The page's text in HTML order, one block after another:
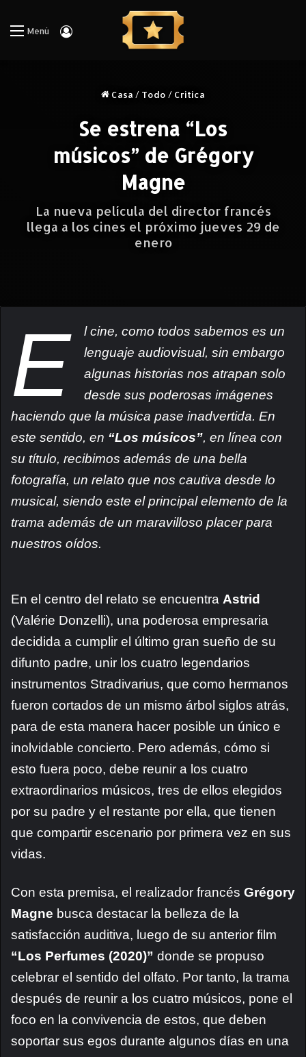
Menú Iniciar Sesión
Casa / Todo / Critica
Se estrena “Los
músicos” de Grégory
Magne
La nueva película del director francés
llega a los cines el próximo jueves 29 de
enero
E
l cine, como todos sabemos es un
lenguaje audiovisual, sin embargo
algunas historias nos atrapan solo
desde sus poderosas imágenes
haciendo que la música pase inadvertida. En
este sentido, en “Los músicos”, en línea con
su título, recibimos además de una bella
fotografía, un relato que nos cautiva desde lo
musical, siendo este el principal elemento de la
trama además de un maravilloso placer para
nuestros oídos.
En el centro del relato se encuentra Astrid
(Valérie Donzelli), una poderosa empresaria
decidida a cumplir el último gran sueño de su
difunto padre, unir los cuatro legendarios
instrumentos Stradivarius, que como hermanos
fueron cortados de un mismo árbol siglos atrás,
para de esta manera hacer posible un único e
inolvidable concierto. Pero además, cómo si
esto fuera poco, debe reunir a los cuatro
extraordinarios músicos, tres de ellos elegidos
por su padre y el restante por ella, que tienen
que compartir escenario por primera vez en sus
vidas.
Con esta premisa, el realizador francés Grégory
Magne busca destacar la belleza de la
satisfacción auditiva, luego de su anterior film
“Los Perfumes (2020)” donde se propuso
celebrar el sentido del olfato. Por tanto, la trama
después de reunir a los cuatro músicos, pone el
foco en la convivencia de estos, que deben
soportar sus egos durante algunos días en una